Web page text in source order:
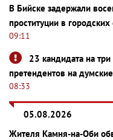
В Бийске задержали
проституции в городских
09:11
23 кандидата на
претендентов на
08:33
05.08.2026
Жителя Камня-на-Оби